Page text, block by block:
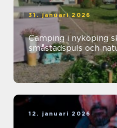
31. januari 2026
Camping i nyköping skärgårdskänsla,
småstadspuls och
12. januari 2026